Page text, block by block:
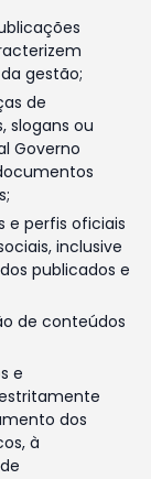
gestão;
de
slogans ou
Governo
e perfis oficiais
inclusive
publicados e
de conteúdos
e
dos
à